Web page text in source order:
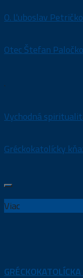
O. Ľuboslav
Otec Štefan
.
Vychodná
Gréckokatolícky
Viac